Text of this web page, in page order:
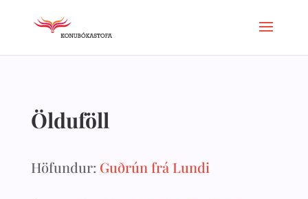
Ölduföll
Höfundur: Guðrún frá Lundi